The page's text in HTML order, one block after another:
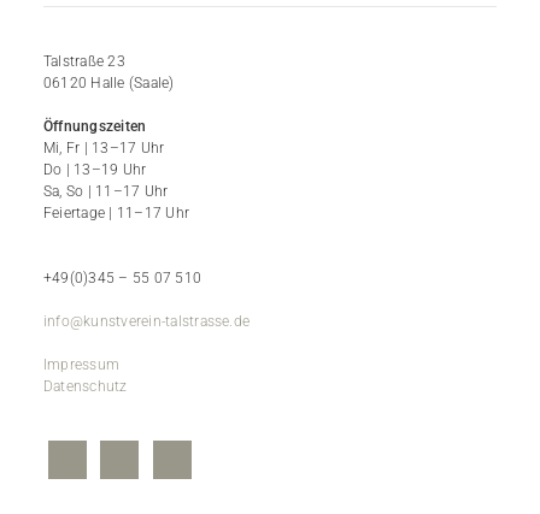
Talstraße 23
06120 Halle (Saale)
Öffnungszeiten
Mi, Fr | 13–17 Uhr
Do | 13–19 Uhr
Sa, So | 11–17 Uhr
Feiertage | 11–17 Uhr
+49(0)345 – 55 07 510
info@kunstverein-talstrasse.de
Impressum
Datenschutz